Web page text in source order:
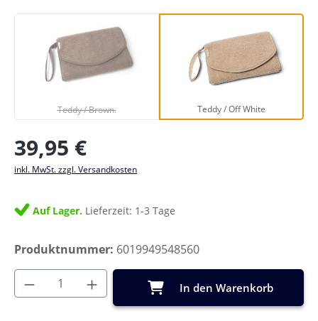
Teddy / Brown.
Teddy / Brown.
(Diese Option ist zurzeit nicht verfügbar.)
Teddy / Off White
Teddy / Off White
Regulärer Preis:
39,95 €
inkl. MwSt. zzgl. Versandkosten
Auf Lager. Lieferzeit: 1-3 Tage
Produktnummer: 6019949548560
Produkt Anzahl: Gib den gewünschten
In den Warenkorb